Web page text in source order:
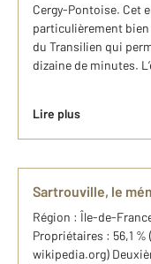
Cergy-Pontoise. Cet
particulièrement bien
du Transilien qui
dizaine de minutes.
Lire plus
Sartrouville, le
Région : Île-de-
Propriétaires : 56,1
wikipedia.org)